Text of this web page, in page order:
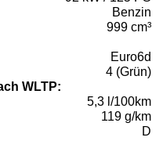
Benzin
999 cm³
Euro6d
4 (Grün)
WLTP:
5,3 l/100km
119 g/km
D